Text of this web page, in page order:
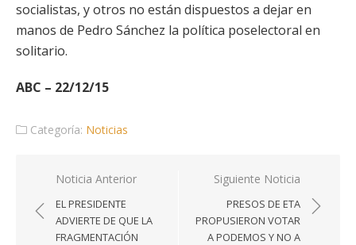
socialistas, y otros no están dispuestos a dejar en
manos de Pedro Sánchez la política poselectoral en
solitario.
ABC – 22/12/15
Categoría: Noticias
Navegación
de
entradas
Noticia Anterior
EL PRESIDENTE
ADVIERTE DE QUE LA
FRAGMENTACIÓN
Siguiente Noticia
PRESOS DE ETA
PROPUSIERON VOTAR
A PODEMOS Y NO A